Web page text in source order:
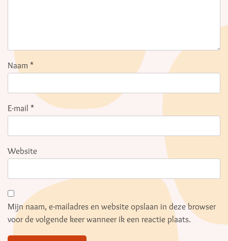
Naam *
E-mail *
Website
Mijn naam, e-mailadres en website opslaan in deze browser
voor de volgende keer wanneer ik een reactie plaats.